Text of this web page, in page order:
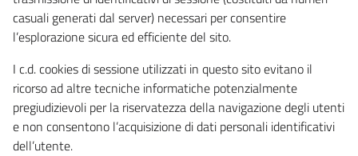
casuali generati dal server) necessari per consentire
l’esplorazione sicura ed efficiente del sito.
I c.d. cookies di sessione utilizzati in questo sito evitano il
ricorso ad altre tecniche informatiche potenzialmente
pregiudizievoli per la riservatezza della navigazione degli utenti
e non consentono l’acquisizione di dati personali identificativi
dell’utente.